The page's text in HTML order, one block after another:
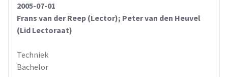
de transportkosten van de strongback te verlagen, door
deze uit te voeren als delen ter grootte van containers.
Zodat het economisch gezien rendabel wordt om de
dus te hergebruiken. Voorwaarde hiervoor is wel dat de
strongback dusdanig universeel uitgevoerd dient te worden
2005-07-01
Frans van der Reep (Lector); Peter van den Heuvel
(Lid Lectoraat)
Techniek
Bachelor